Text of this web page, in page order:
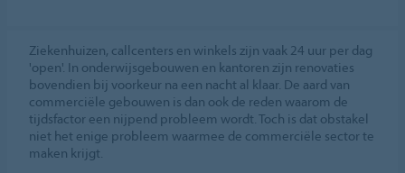
Ziekenhuizen, callcenters en winkels zijn vaak 24 uur per dag
'open'. In onderwijsgebouwen en kantoren zijn renovaties
bovendien bij voorkeur na een nacht al klaar. De aard van
commerciële gebouwen is dan ook de reden waarom de
tijdsfactor een nijpend probleem wordt. Toch is dat obstakel
niet het enige probleem waarmee de commerciële sector te
maken krijgt.